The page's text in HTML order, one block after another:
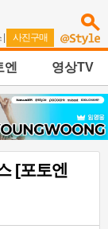
| 사진구매
엔 영상TV
[포토엔